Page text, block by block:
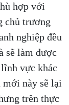
hợp với
chủ trương
nghiệp đều
sẽ làm được
vực khác
này sẽ lại
trên thực